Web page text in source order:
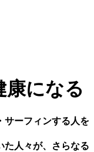
康になる
サーフィンする⼈を
た⼈々が、さらなる